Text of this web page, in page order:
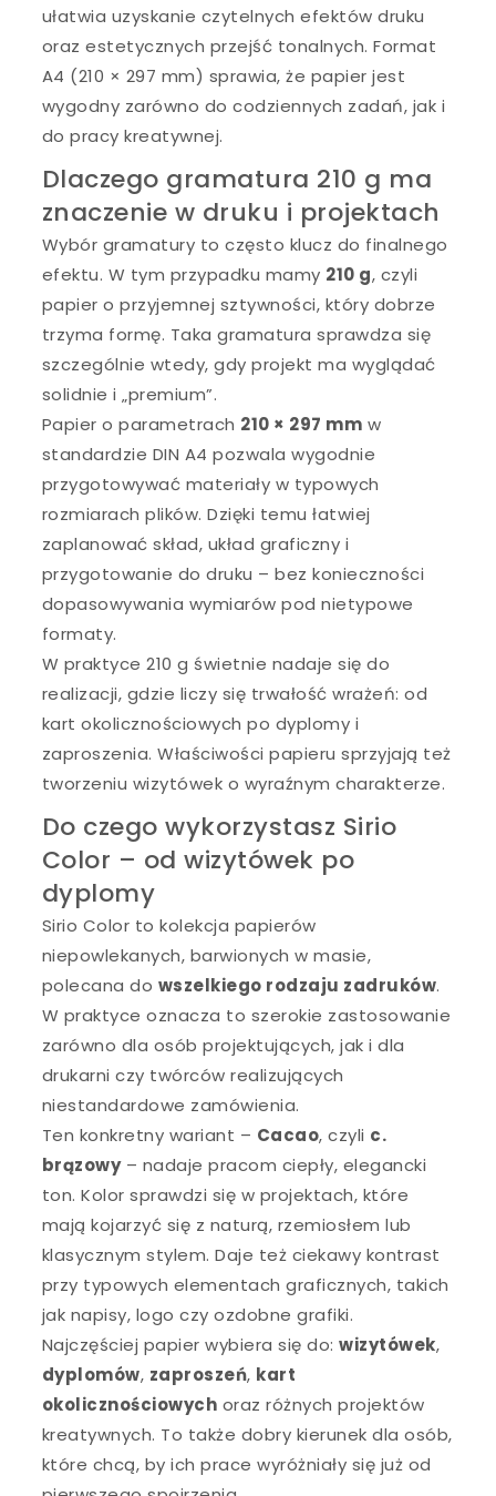
ułatwia uzyskanie czytelnych efektów druku
oraz estetycznych przejść tonalnych. Format
A4 (210 × 297 mm) sprawia, że papier jest
wygodny zarówno do codziennych zadań, jak i
do pracy kreatywnej.
Dlaczego gramatura 210 g ma
znaczenie w druku i projektach
Wybór gramatury to często klucz do finalnego
efektu. W tym przypadku mamy 210 g, czyli
papier o przyjemnej sztywności, który dobrze
trzyma formę. Taka gramatura sprawdza się
szczególnie wtedy, gdy projekt ma wyglądać
solidnie i „premium”.
Papier o parametrach 210 × 297 mm w
standardzie DIN A4 pozwala wygodnie
przygotowywać materiały w typowych
rozmiarach plików. Dzięki temu łatwiej
zaplanować skład, układ graficzny i
przygotowanie do druku – bez konieczności
dopasowywania wymiarów pod nietypowe
formaty.
W praktyce 210 g świetnie nadaje się do
realizacji, gdzie liczy się trwałość wrażeń: od
kart okolicznościowych po dyplomy i
zaproszenia. Właściwości papieru sprzyjają też
tworzeniu wizytówek o wyraźnym charakterze.
Do czego wykorzystasz Sirio
Color – od wizytówek po
dyplomy
Sirio Color to kolekcja papierów
niepowlekanych, barwionych w masie,
polecana do wszelkiego rodzaju zadruków.
W praktyce oznacza to szerokie zastosowanie
zarówno dla osób projektujących, jak i dla
drukarni czy twórców realizujących
niestandardowe zamówienia.
Ten konkretny wariant – Cacao, czyli c.
brązowy– nadaje pracom ciepły, elegancki
ton. Kolor sprawdzi się w projektach, które
mają kojarzyć się z naturą, rzemiosłem lub
klasycznym stylem. Daje też ciekawy kontrast
przy typowych elementach graficznych, takich
jak napisy, logo czy ozdobne grafiki.
Najczęściej papier wybiera się do:wizytówek,
dyplomów, zaproszeń, kart
okolicznościowych oraz różnych projektów
kreatywnych. To także dobry kierunek dla osób,
które chcą, by ich prace wyróżniały się już od